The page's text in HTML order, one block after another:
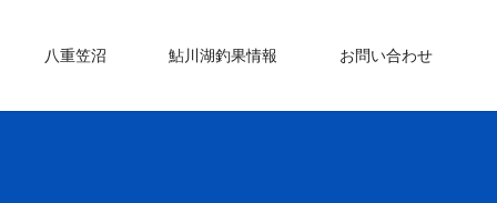
八重笠沼 鮎川湖釣果情報 お問い合わせ